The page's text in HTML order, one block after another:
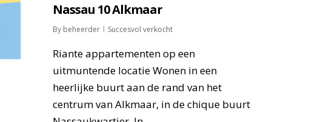
Nassau 10 Alkmaar
By beheerder Succesvol verkocht
Riante appartementen op een
uitmuntende locatie Wonen in een
heerlijke buurt aan de rand van het
centrum van Alkmaar, in de chique buurt